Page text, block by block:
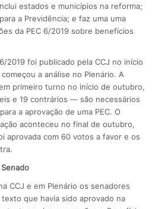
estados e municípios na reforma;
a Previdência; e faz uma uma
da PEC 6/2019 sobre benefícios
2019 foi publicado pela CCJ no início
a análise no Plenário. A
primeiro turno no início de outubro,
e 19 contrários — são necessários
a aprovação de uma PEC. O
aconteceu no final de outubro,
aprovada com 60 votos a favor e os
CCJ e em Plenário os senadores
que havia sido aprovado na